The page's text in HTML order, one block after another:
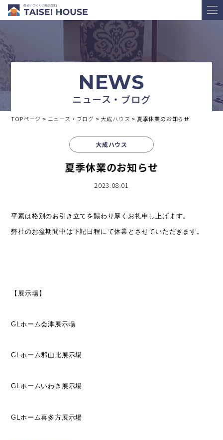
NEWS
ニュース・ブログ
TOPページ > ニュース・ブログ > 大成ハウス > 夏季休業のお知らせ
大成ハウス
夏季休業のお知らせ
2023.08.01
平素は格別のお引き立てを賜わり厚くお礼申し上げます。
弊社のお盆期間中は下記日程にて休業とさせていただきます。
【展示場】
GLホーム会津展示場
GLホーム郡山北展示場
GLホームいわき展示場
GLホーム喜多方展示場